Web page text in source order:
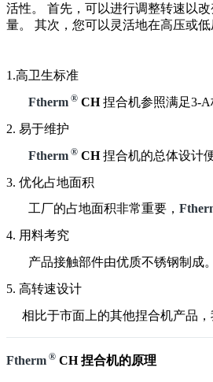
活性。 首先，可以进行调整转速以
量。 其次，您可以灵活地在高压或
1.高卫生标准
Ftherm ® CH捏合机参照满足3-
2. 易于维护
Ftherm ® CH捏合机的总体设计
3. 优化占地面积
工厂的占地面积非常重要，
4. 用料考究
产品接触部件由优质不锈钢制成
5. 高转速设计
相比于市面上的其他捏合机产品，
Ftherm ® CH 捏合机的原理